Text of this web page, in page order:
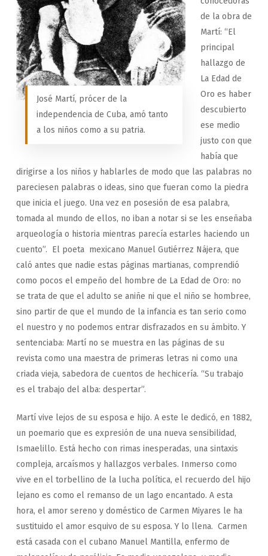
José Martí, prócer de la
independencia de Cuba, amó tanto
a los niños como a su patria.
de la obra de
Martí: “El
principal
hallazgo de
La Edad de
Oro es haber
descubierto
ese medio
justo con que
había que
dirigirse a los niños y hablarles de modo que las palabras no
pareciesen palabras o ideas, sino que fueran como la piedra
que inicia el juego. Una vez en posesión de esa palabra,
tomada al mundo de ellos, no iban a notar si se les enseñaba
arqueología o historia mientras parecía estarles haciendo un
cuento”. El poeta mexicano Manuel Gutiérrez Nájera, que
caló antes que nadie estas páginas martianas, comprendió
como pocos el empeño del hombre de La Edad de Oro: no
se trata de que el adulto se aniñe ni que el niño se hombree,
sino partir de que el mundo de la infancia es tan serio como
el nuestro y no podemos entrar disfrazados en su ámbito. Y
sentenciaba: Martí no se muestra en las páginas de su
revista como una maestra de primeras letras ni como una
criada vieja, sabedora de cuentos de hechicería. “Su trabajo
es el trabajo del alba: despertar”.
Martí vive lejos de su esposa e hijo. A este le dedicó, en 1882,
un poemario que es expresión de una nueva sensibilidad,
Ismaelillo. Está hecho con rimas inesperadas, una sintaxis
compleja, arcaísmos y hallazgos verbales. Inmerso como
vive en el torbellino de la lucha política, el recuerdo del hijo
lejano es como el remanso de un lago encantado. A esta
hora, el amor sereno y doméstico de Carmen Miyares le ha
sustituido el amor esquivo de su esposa. Y lo llena. Carmen
está casada con el cubano Manuel Mantilla, enfermo de